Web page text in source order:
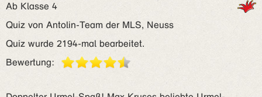
Ab Klasse 4
Quiz von Antolin-Team der MLS, Neuss
Quiz wurde 2194-mal bearbeitet.
Bewertung: